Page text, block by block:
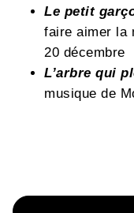
Le petit
faire aimer la
20 décembre
L’arbre qui
musique de